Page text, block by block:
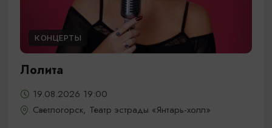
КОНЦЕРТЫ
Лолита
19.08.2026 19:00
Светлогорск, Театр эстрады «Янтарь-холл»